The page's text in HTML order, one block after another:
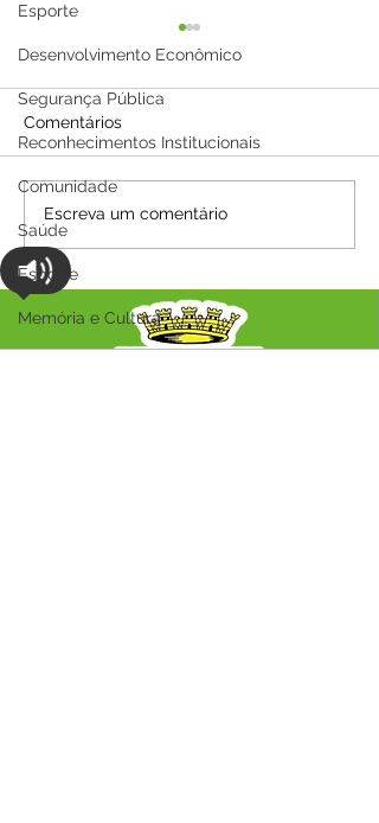
Esporte
Desenvolvimento Econômico
Segurança Pública
Reconhecimentos Institucionais
Comunidade
Saúde
Esporte
Memória e Cultura
Saúde Mais Perto de
Você: Prefeitura de
Capixaba Realiza Grande
Ação de Atendimento
Especializado no PA
Alcoobrás
Comentários
Escreva um comentário